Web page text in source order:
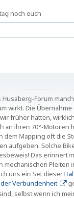
noch euch
Husaberg-Forum
wirkt. Die Übernahme
früher hatten,
an ihren 70°-Motoren
dem Mapping oft die
aufgeben. Solche
Das erinnert
mechanischen Pleiten
uns ein Set dieser
Verbundenheit
selbst wenn ich